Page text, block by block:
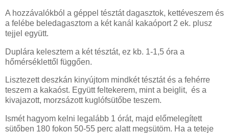
A hozzávalókból a géppel tésztát dagasztok, kettéveszem és
a felébe beledagasztom a két kanál kakaóport 2 ek. plusz
tejjel együtt.
Duplára kelesztem a két tésztát, ez kb. 1-1,5 óra a
hőmérséklettől függően.
Lisztezett deszkán kinyújtom mindkét tésztát és a fehérre
teszem a kakaóst. Együtt feltekerem, mint a beiglit, és a
kivajazott, morzsázott kuglófsütőbe teszem.
Ismét hagyom kelni legalább 1 órát, majd előmelegített
sütőben 180 fokon 50-55 perc alatt megsütöm. Ha a teteje